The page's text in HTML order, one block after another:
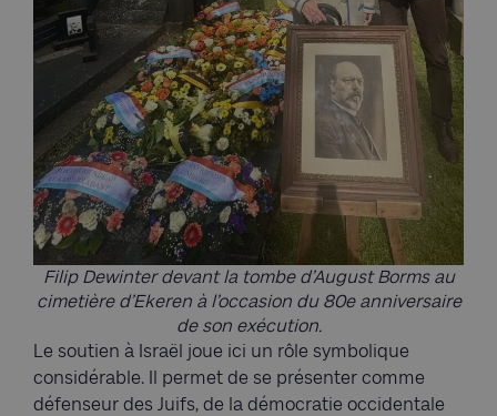
Filip Dewinter devant la tombe d’August Borms au
cimetière d’Ekeren à l’occasion du 80e anniversaire
de son exécution.
Le soutien à Israël joue ici un rôle symbolique
considérable. Il permet de se présenter comme
défenseur des Juifs, de la démocratie occidentale